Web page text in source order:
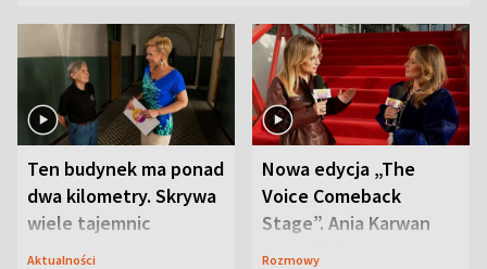
Ten budynek ma ponad
dwa kilometry. Skrywa
wiele tajemnic
Aktualności
Nowa edycja „The
Voice Comeback
Stage”. Ania Karwan
zapowiada
Rozmowy